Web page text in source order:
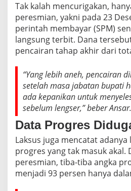
Tak kalah mencurigakan,
peresmian, yakni pada 23
perintah membayar (SPM)
langsung terbit. Dana
pencairan tahap akhir dari
“Yang lebih aneh, pencairan
setelah masa jabatan bupati
ada kepanikan untuk
sebelum lengser,” beber Ansar.
Data Progres
Laksus juga mencatat adanya
progres yang tak masuk akal.
peresmian, tiba-tiba angka
menjadi 93 persen hanya